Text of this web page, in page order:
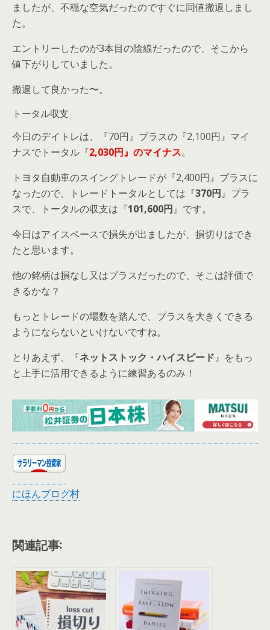
ましたが、不穏な空気だったのですぐに同値撤退しまし
た。
エントリーしたのが3本目の陰線だったので、そこから
値下がりしていました。
撤退して良かった〜。
トータル収支
今日のデイトレは、『70円』プラスの『2,100円』マイ
ナスでトータル『2,030円』のマイナス。
トヨタ自動車のスイングトレードが『2,400円』プラスに
なったので、トレードトータルとしては『370円』プラ
スで、トータルの収支は『101,600円』です。
今日はアイスペースで損失が出ましたが、損切りはでき
たと思います。
他の銘柄は損なし又はプラスだったので、そこは評価で
きるかな？
もっとトレードの場数を踏んで、プラスを大きくできる
ようにならないといけないですね。
とりあえず、『ネットストック・ハイスピード』をもっ
と上手に活用できるように練習あるのみ！
にほんブログ村
関連記事: